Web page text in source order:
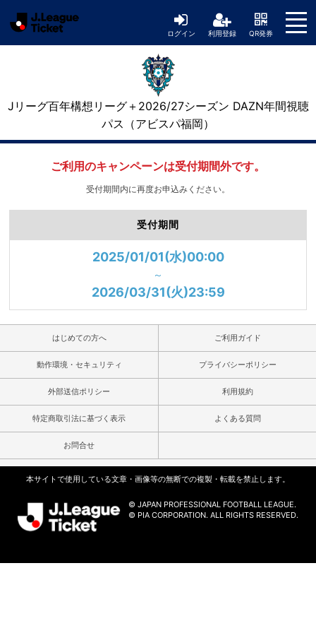
ログイン 利用登録 QR発券
Jリーグ百年構想リーグ＋2026/27シーズン DAZN年間視聴
パス（アビスパ福岡）
ご利用のキャンペーンは受付期間外です。
受付期間内に再度お申込みください。
受付期間
2025/01/01(水)00:00
～
2026/03/31(火)23:59
はじめての方へ ご利用ガイド
動作環境・セキュリティ プライバシーポリシー
外部送信ポリシー 利用規約
特定商取引法に基づく表示 よくある質問
お問合せ
本サイトで使用している文章・画像等の無断での複製・転載を禁止します。
© JAPAN PROFESSIONAL FOOTBALL LEAGUE.
© PIA CORPORATION. ALL RIGHTS RESERVED.